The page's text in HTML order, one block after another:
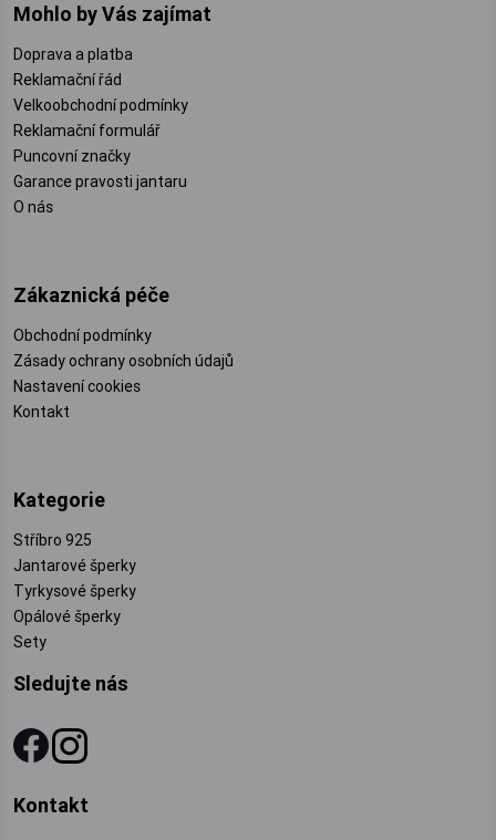
Mohlo by Vás zajímat
Doprava a platba
Reklamační řád
Velkoobchodní podmínky
Reklamační formulář
Puncovní značky
Garance pravosti jantaru
O nás
Zákaznická péče
Obchodní podmínky
Zásady ochrany osobních údajů
Nastavení cookies
Kontakt
Kategorie
Stříbro 925
Jantarové šperky
Tyrkysové šperky
Opálové šperky
Sety
Sledujte nás
Kontakt